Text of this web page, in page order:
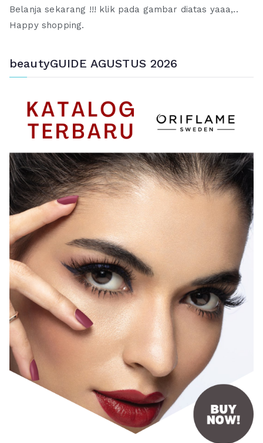
Belanja sekarang !!! klik pada gambar diatas yaaa,..
Happy shopping.
beautyGUIDE AGUSTUS 2026